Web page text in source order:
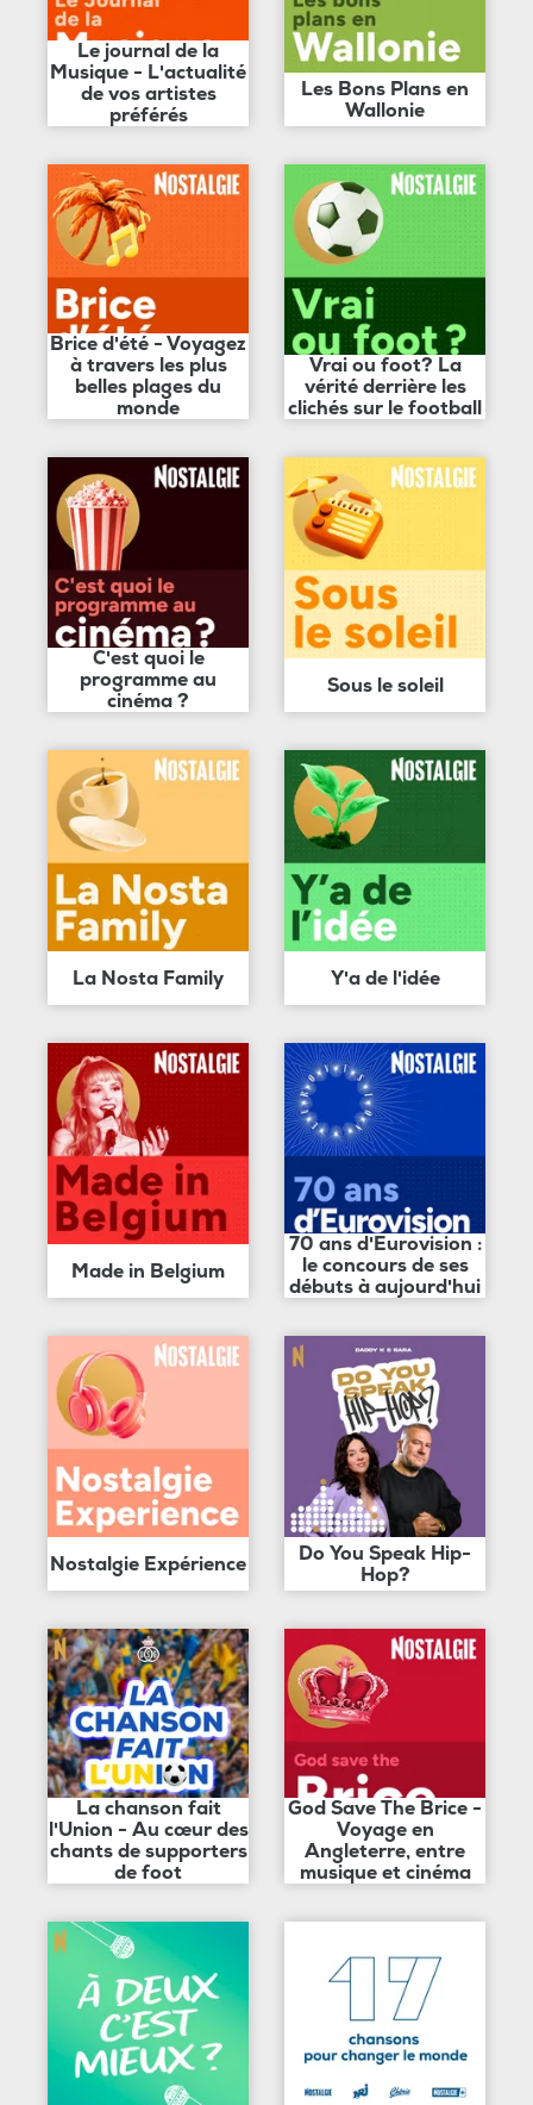
Le journal de la
Musique - L'actualité
de vos artistes
préférés
Les Bons Plans en
Wallonie
Brice d'été - Voyagez
à travers les plus
belles plages du
monde
Vrai ou foot? La
vérité derrière les
clichés sur le football
C'est quoi le
programme au
cinéma ?
Sous le soleil
La Nosta Family Y'a de l'idée
Made in Belgium
70 ans d'Eurovision :
le concours de ses
débuts à aujourd'hui
Nostalgie Expérience
Do You Speak Hip-
Hop?
La chanson fait
l'Union - Au cœur des
chants de supporters
de foot
God Save The Brice -
Voyage en
Angleterre, entre
musique et cinéma